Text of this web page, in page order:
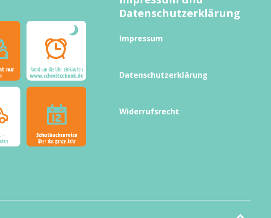
Datenschutzerklärung
Impressum
Datenschutzerklärung
Widerrufsrecht